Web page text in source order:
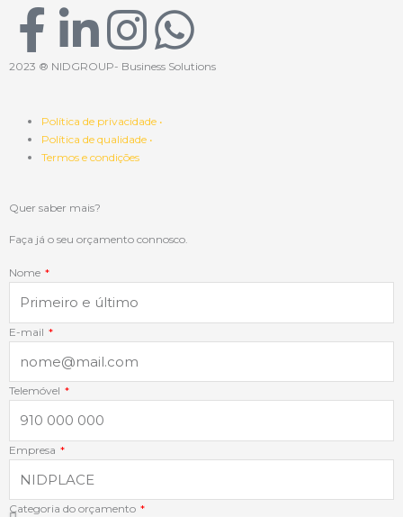
F
a
c
e
b
o
o
k
-
f
L
i
n
k
e
d
i
n
-
i
n
I
n
s
t
g
r
a
m
W
h
a
p
p
2023 ® NIDGROUP- Business Solutions
Política de privacidade •
Política de qualidade •
Termos e condições
Quer saber mais?
Faça já o seu orçamento connosco.
Nome
E-mail
Telemóvel
Empresa
Categoria do orçamento